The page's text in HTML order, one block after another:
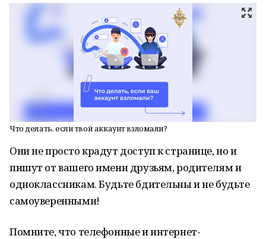
Что делать, если твой аккаунт взломали?
Они не просто крадут доступ к странице, но и
пишут от вашего имени друзьям, родителям и
одноклассникам. Будьте бдительны и не будьте
самоуверенными!
Помните, что телефонные и интернет-